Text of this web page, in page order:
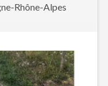
Rhône-Alpes